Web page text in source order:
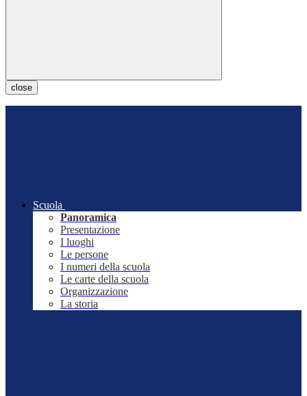
close
Scuola
Panoramica
Presentazione
I luoghi
Le persone
I numeri della scuola
Le carte della scuola
Organizzazione
La storia